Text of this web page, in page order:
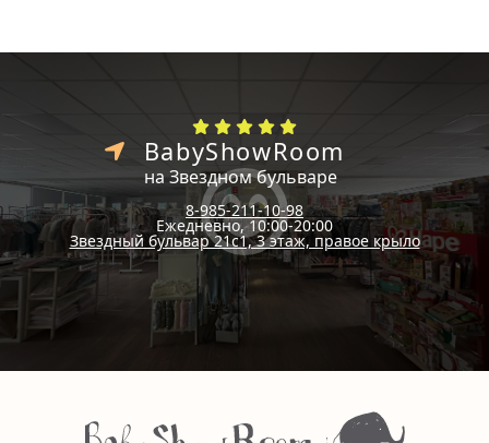
BabyShowRoom
на Звездном бульваре
8-985-211-10-98
Ежедневно, 10:00-20:00
Звездный бульвар 21с1, 3 этаж, правое крыло